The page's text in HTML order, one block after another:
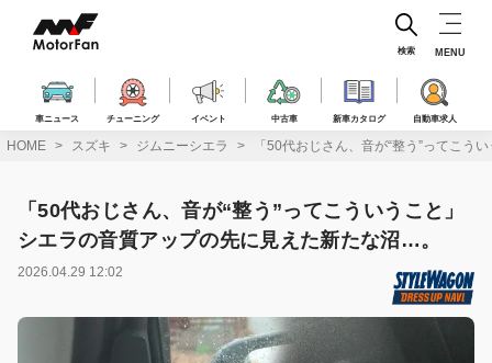
ス
車ニュース チューニング イベント 中古車 新車カタログ 自動車求人
検索 MENU
HOME スズキ ジムニーシエラ 「50代おじさん、音が“整う”ってこ
「50代おじさん、音が“整う”ってこういうこと」
シエラの音質アップの先に見えた新たな沼…。
2026.04.29 12:02